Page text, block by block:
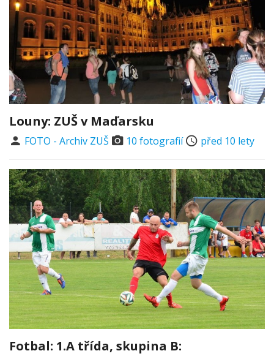
Louny: ZUŠ v Maďarsku
FOTO - Archiv ZUŠ 10 fotografií před 10 lety
Fotbal: 1.A třída, skupina B: